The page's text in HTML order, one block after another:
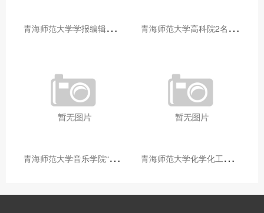
青
海师范大学学报编辑部赴大通县城关镇上毛佰胜村开展帮扶慰问活动 青
海师范大学高科院2名专家当选中国科学院院士
青
海师范大学音乐学院“青舞华章”本科舞蹈专业中期汇报圆满落幕 青
海师范大学化学化工学院开展铸牢中华民族共同体意识大讲堂活动